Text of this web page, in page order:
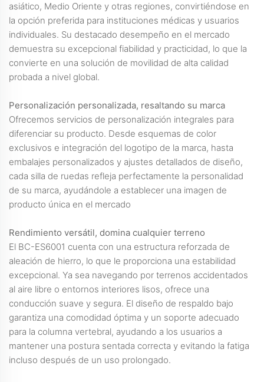
asiático, Medio Oriente y otras regiones, convirtiéndose en
la opción preferida para instituciones médicas y usuarios
individuales. Su destacado desempeño en el mercado
demuestra su excepcional fiabilidad y practicidad, lo que la
convierte en una solución de movilidad de alta calidad
probada a nivel global.
Personalización personalizada, resaltando su marca
Ofrecemos servicios de personalización integrales para
diferenciar su producto. Desde esquemas de color
exclusivos e integración del logotipo de la marca, hasta
embalajes personalizados y ajustes detallados de diseño,
cada silla de ruedas refleja perfectamente la personalidad
de su marca, ayudándole a establecer una imagen de
producto única en el mercado
Rendimiento versátil, domina cualquier terreno
El BC-ES6001 cuenta con una estructura reforzada de
aleación de hierro, lo que le proporciona una estabilidad
excepcional. Ya sea navegando por terrenos accidentados
al aire libre o entornos interiores lisos, ofrece una
conducción suave y segura. El diseño de respaldo bajo
garantiza una comodidad óptima y un soporte adecuado
para la columna vertebral, ayudando a los usuarios a
mantener una postura sentada correcta y evitando la fatiga
incluso después de un uso prolongado.